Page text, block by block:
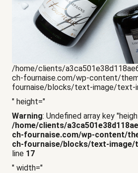
/home/clients/
ch-fournaise.com/wp-content/
fournaise/blocks/text-image/text-
" height="
Warning: Undefined array key
/home/clients/
ch-fournaise.com/wp-content/
ch-fournaise/blocks/text-image/
line 17
" width="